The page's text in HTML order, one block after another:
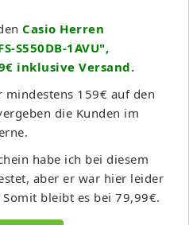
Casio Herren
S550DB-1AVU",
inklusive Versand.
159€ auf den
die Kunden im
habe ich bei diesem
aber er war hier leider
bleibt es bei 79,99€.